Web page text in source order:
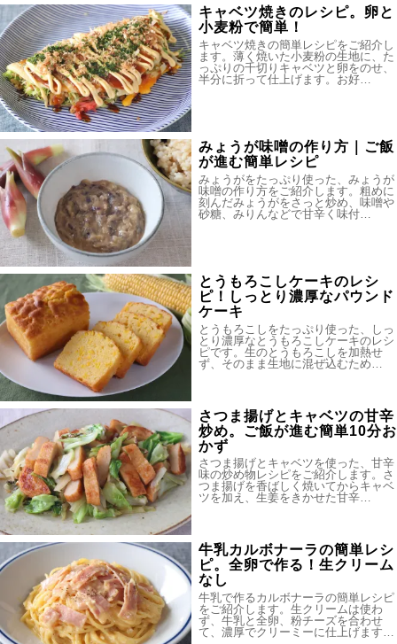
キャベツ焼きのレシピ。卵と
小麦粉で簡単！
キャベツ焼きの簡単レシピをご紹介し
ます。薄く焼いた小麦粉の生地に、た
っぷりの千切りキャベツと卵をのせ、
半分に折って仕上げます。お好…
みょうが味噌の作り方｜ご飯
が進む簡単レシピ
みょうがをたっぷり使った、みょうが
味噌の作り方をご紹介します。粗めに
刻んだみょうがをさっと炒め、味噌や
砂糖、みりんなどで甘辛く味付…
とうもろこしケーキのレシ
ピ！しっとり濃厚なパウンド
ケーキ
とうもろこしをたっぷり使った、しっ
とり濃厚なとうもろこしケーキのレシ
ピです。生のとうもろこしを加熱せ
ず、そのまま生地に混ぜ込むため…
さつま揚げとキャベツの甘辛
炒め。ご飯が進む簡単10分お
かず
さつま揚げとキャベツを使った、甘辛
味の炒め物レシピをご紹介します。さ
つま揚げを香ばしく焼いてからキャベ
ツを加え、生姜をきかせた甘辛…
牛乳カルボナーラの簡単レシ
ピ。全卵で作る！生クリーム
なし
牛乳で作るカルボナーラの簡単レシピ
をご紹介します。生クリームは使わ
ず、牛乳と全卵、粉チーズを合わせ
て、濃厚でクリーミーに仕上げます…